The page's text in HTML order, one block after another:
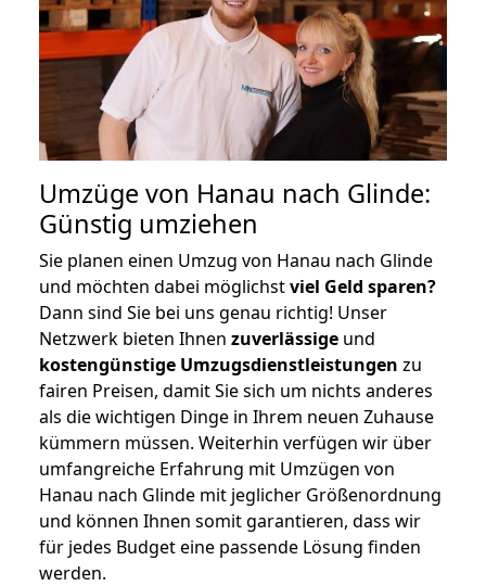
Umzüge von Hanau nach Glinde:
Günstig umziehen
Sie planen einen Umzug von Hanau nach Glinde
und möchten dabei möglichstviel Geld sparen?
Dann sind Sie bei uns genau richtig! Unser
Netzwerk bieten Ihnen zuverlässige und
kostengünstige Umzugsdienstleistungen zu
fairen Preisen, damit Sie sich um nichts anderes
als die wichtigen Dinge in Ihrem neuen Zuhause
kümmern müssen. Weiterhin verfügen wir über
umfangreiche Erfahrung mit Umzügen von
Hanau nach Glinde mit jeglicher Größenordnung
und können Ihnen somit garantieren, dass wir
für jedes Budget eine passende Lösung finden
werden.